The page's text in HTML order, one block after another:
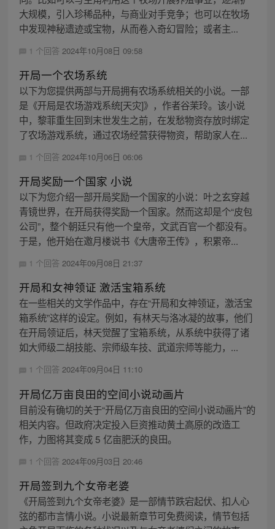
大规模，引入珍稀品种，与商业对手竞争；也可以在牧场
中发现神秘遗迹或宝物，从而卷入奇幻冒险；或者主...
1 个回答 2024年10月08日 09:58
开局一个农场系统
以下为您提供两部与开局拥有农场系统相关的小说。一部
是《开局是农场游戏系统[天灾]》，作者谷茉玲。该小说
中，黎菲重生回到末世发生之前，在发愁物资存放时绑定
了农场游戏系统，通过农场经营获得物资，帮助家人在...
1 个回答 2024年10月06日 06:06
开局奖励一个国家 小说
以下为您介绍一部开局奖励一个国家的小说：叶之玄穿越
青镜世界，在开局获得奖励一个国家。然而这却是个“皮包
公司”，整个朝廷只有他一个皇帝，文武百官一个都没有。
于是，他开始在邀月楼说书《大唐帝王传》，积累帝...
1 个回答 2024年09月08日 21:37
开局和女神领证 激活宝箱系统
在一些相关的文学作品中，存在“开局和女神领证，激活宝
箱系统”这样的设定。例如，有林天与洛冰凝的故事，他们
在开局领证后，林天觉醒了宝箱系统，从系统中获得了诸
如大师级二胡技能、宗师级车技、武道宗师等能力，...
1 个回答 2024年09月04日 11:10
开局亿万亩良田的空间小说动画片
目前没有确切的关于“开局亿万亩良田的空间小说动画片”的
相关内容。但政府决定投入巨资推动黄土高原的改造工
作，力图将其变成 5 亿亩肥沃的良田。
1 个回答 2024年09月03日 20:46
开局签到九个女帝老婆
《开局签到九个女帝老婆》是一部情节跌宕起伏、扣人心
弦的都市言情小说。小说最新章节可免费阅读，情节包括